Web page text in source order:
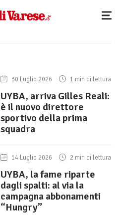
30 Luglio 2026 1 min di lettura
UYBA, arriva Gilles Reali:
è il nuovo direttore
sportivo della prima
squadra
14 Luglio 2026 2 min di lettura
UYBA, la fame riparte
dagli spalti: al via la
campagna abbonamenti
“Hungry”